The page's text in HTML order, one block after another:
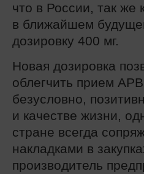
что в России, так
в ближайшем
дозировку 400 мг.
Новая дозировка
облегчить прием
безусловно,
и качестве жизни,
стране всегда
накладками в
производитель